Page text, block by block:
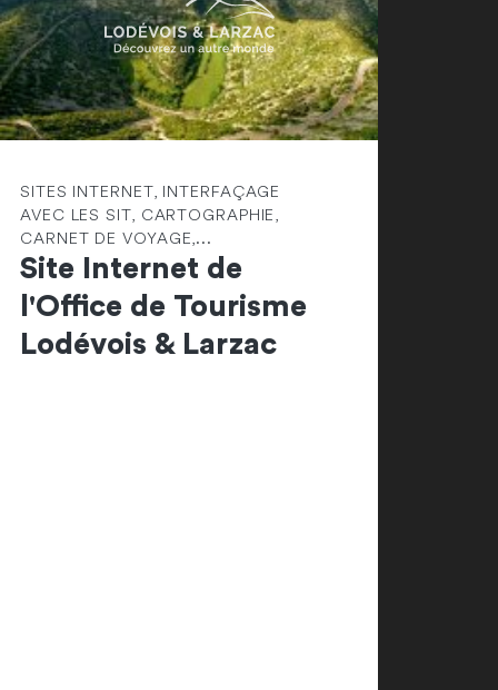
SITES INTERNET, INTERFAÇAGE
AVEC LES SIT, CARTOGRAPHIE,
CARNET DE VOYAGE,...
Site Internet de
l'Office de Tourisme
Lodévois & Larzac